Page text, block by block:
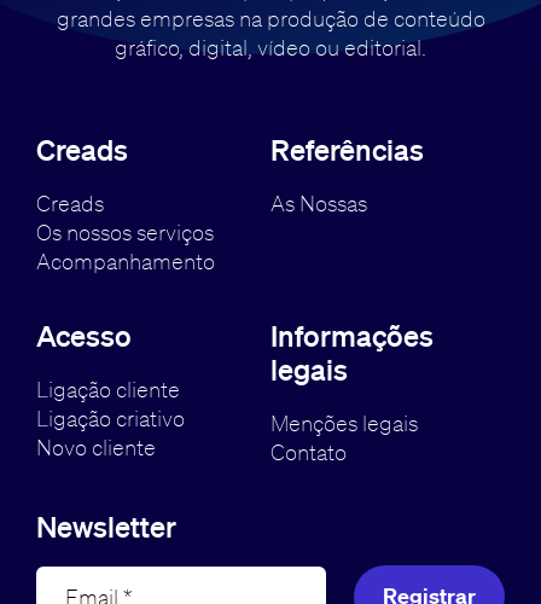
grandes empresas na produção de conteúdo
gráfico, digital, vídeo ou editorial.
Creads
Creads
Os nossos serviços
Acompanhamento
Referências
As Nossas
Acesso
Ligação cliente
Ligação criativo
Novo cliente
Informações
legais
Menções legais
Contato
Newsletter
Registrar